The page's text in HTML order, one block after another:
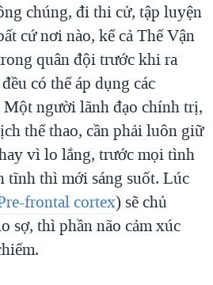
chúng, đi thi cử, tập luyện
cứ nơi nào, kể cả Thế Vận
quân đội trước khi ra
có thể áp dụng các
người lãnh đạo chính trị,
thể thao, cần phải luôn giữ
vì lo lắng, trước mọi tình
thì mới sáng suốt. Lúc
frontal cortex) sẽ chủ
sợ, thì phần não cảm xúc